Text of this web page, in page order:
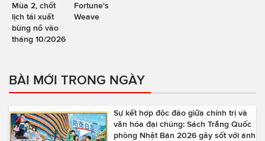
Mùa 2, chốt
lịch tái xuất
bùng nổ vào
tháng 10/2026
Fortune's
Weave
BÀI MỚI TRONG NGÀY
Sự kết hợp độc đáo giữa chính trị và
văn hóa đại chúng: Sách Trắng Quốc
phòng Nhật Bản 2026 gây sốt với ảnh